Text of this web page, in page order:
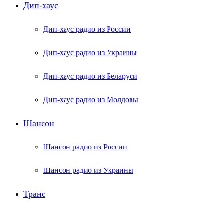
Дип-хаус
Дип-хаус радио из России
Дип-хаус радио из Украины
Дип-хаус радио из Беларуси
Дип-хаус радио из Молдовы
Шансон
Шансон радио из России
Шансон радио из Украины
Транс